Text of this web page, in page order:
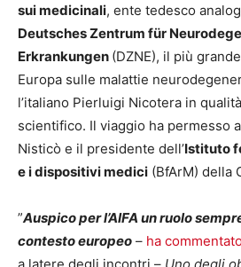
sui medicinali, ente tedesco
Deutsches Zentrum für
Erkrankungen (DZNE), il più
Europa sulle malattie
l’italiano Pierluigi Nicotera in
scientifico. Il viaggio ha permesso
Nisticò e il presidente dell’Istituto
e i dispositivi medici (BfArM) della
”Auspico per l’AIFA un ruolo
contesto europeo – ha